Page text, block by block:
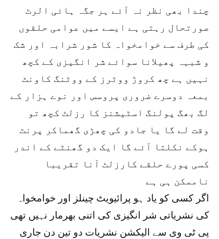
چندا بھی نظر نہ آئے ہر جگہ ہائی الرٹ
صورتحال رہتی ہے ایسے میں عوامی حلقوں
کی طرف سے خوامخواہ کا شور شرابہ اور شک
و شبہہ پھیلانا سوائے شر انگیزی کے کچھ
نہیں ہے چھ کروڑ ووٹرز کے ووٹنگ کاونٹ
بمعہ دوسرے ضروری پروسس اور نوے ہزار کے
لگ بھگ پولنگ اسٹیشنز کا رزلٹ کچھ تو
وقت لے گا یا جادو کی چھڑی گھماکر پرنٹ
ہوکے نکلتا آئے گا ایک دو گھنٹے کے اندر
کسی پورے حلقے کارزلٹ آنا تقریبا
ناممکن ہی ہے
اگر کسی کو یاد ہو پرائیویٹ چینلز اور خوامخواہ
کی نشریاتی شر انگیزی کی اتنی بھرمار نہیں تھی
پی ٹی وی سے الیکشن نشریات دو تین دن جاری